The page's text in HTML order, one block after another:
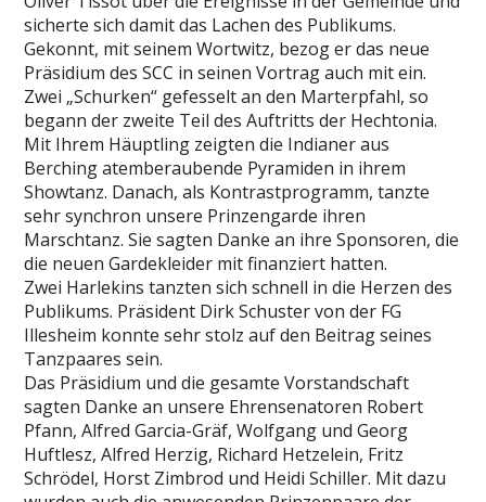
sicherte sich damit das Lachen des Publikums.
Gekonnt, mit seinem Wortwitz, bezog er das neue
Präsidium des SCC in seinen Vortrag auch mit ein.
Zwei „Schurken“ gefesselt an den Marterpfahl, so
begann der zweite Teil des Auftritts der Hechtonia.
Mit Ihrem Häuptling zeigten die Indianer aus
Berching atemberaubende Pyramiden in ihrem
Showtanz. Danach, als Kontrastprogramm, tanzte
sehr synchron unsere Prinzengarde ihren
Marschtanz. Sie sagten Danke an ihre Sponsoren, die
die neuen Gardekleider mit finanziert hatten.
Zwei Harlekins tanzten sich schnell in die Herzen des
Publikums. Präsident Dirk Schuster von der FG
Illesheim konnte sehr stolz auf den Beitrag seines
Tanzpaares sein.
Das Präsidium und die gesamte Vorstandschaft
sagten Danke an unsere Ehrensenatoren Robert
Pfann, Alfred Garcia-Gräf, Wolfgang und Georg
Huftlesz, Alfred Herzig, Richard Hetzelein, Fritz
Schrödel, Horst Zimbrod und Heidi Schiller. Mit dazu